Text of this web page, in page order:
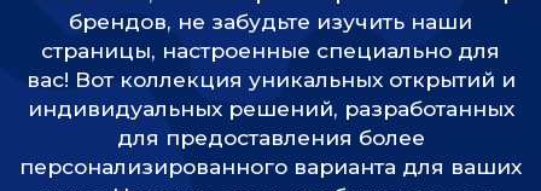
брендов, не забудьте изучить наши
страницы, настроенные специально для
вас! Вот коллекция уникальных открытий и
индивидуальных решений, разработанных
для предоставления более
персонализированного варианта для ваших